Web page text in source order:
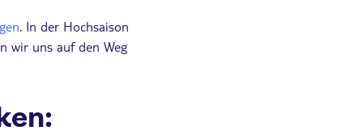
. In der Hochsaison
wir uns auf den Weg